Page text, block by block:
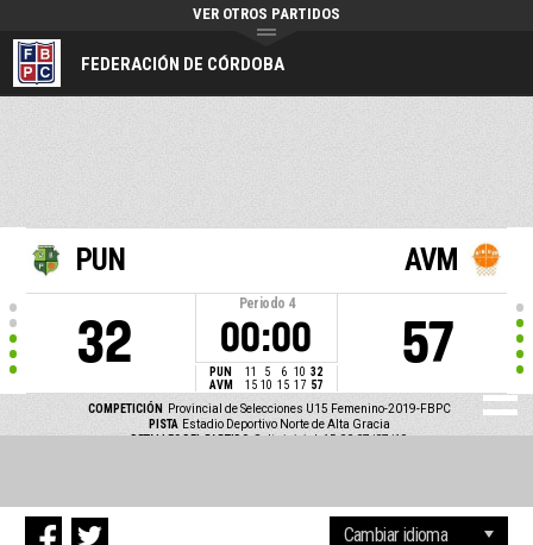
FEDERACIÓN DE CÓRDOBA
VER OTROS PARTIDOS
PUN
32
Periodo 4
00:00
PUN 11 5 6 10 32
AVM
15 10 15 17 57
AVM
57
COMPETICIÓN
Provincial de Selecciones U15 Femenino-2019-FBPC
PISTA Estadio Deportivo Norte de Alta Gracia
DETALLES DEL PARTIDO Salto inicial: 15:00 07/07/19